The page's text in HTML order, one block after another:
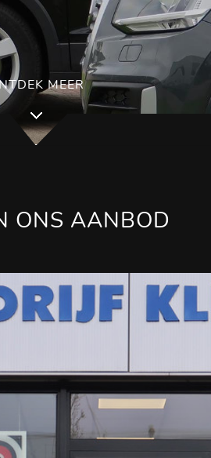
MEER
ONS AANBOD